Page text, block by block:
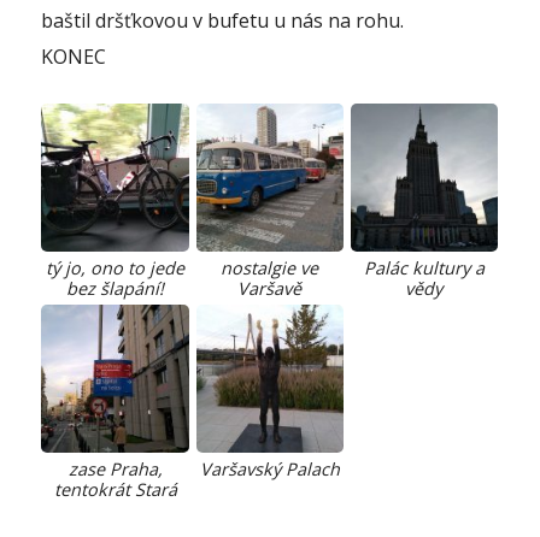
baštil dršťkovou v bufetu u nás na rohu.
KONEC
tý jo, ono to jede
bez šlapání!
nostalgie ve
Varšavě
Palác kultury a
vědy
zase Praha,
tentokrát Stará
Varšavský Palach